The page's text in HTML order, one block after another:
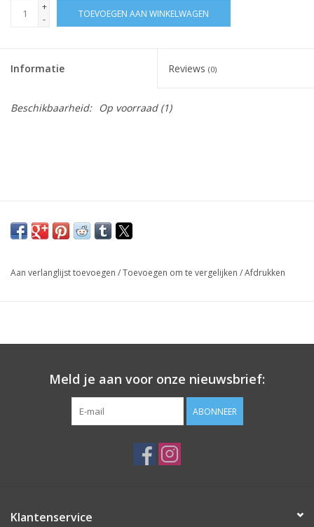
+
-
TOEVOEGEN AAN WINKELWAGEN
Informatie Reviews (0)
Beschikbaarheid: Op voorraad(1)
Aan verlanglijst toevoegen /Toevoegen om te vergelijken /Afdrukken
Meld je aan voor onze nieuwsbrief:
ABONNEER
Klantenservice